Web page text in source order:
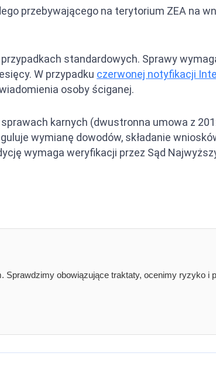
przebywającego na terytorium ZEA na
standardowych. Sprawy
W przypadku czerwonej notyfikacji
osoby ściganej.
karnych (dwustronna umowa z
wymianę dowodów, składanie
wymaga weryfikacji przez Sąd
obowiązujące traktaty, ocenimy ryzyko i